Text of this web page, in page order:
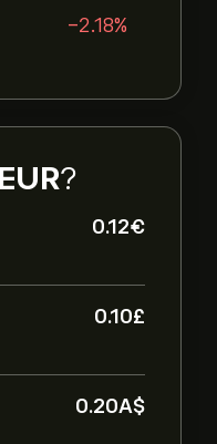
-2.18%
?
0.12‎€‎
0.10‎£‎
0.20‎A$‎